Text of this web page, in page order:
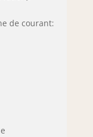
de courant: